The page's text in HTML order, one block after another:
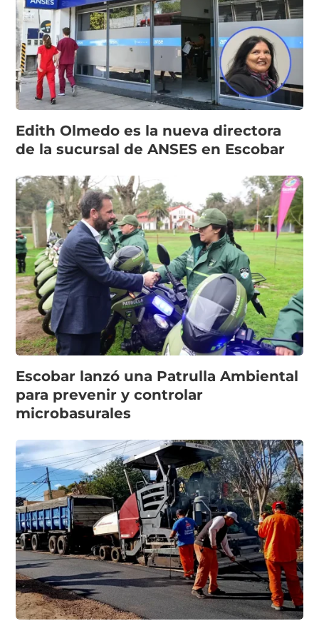
Edith Olmedo es la nueva directora
de la sucursal de ANSES en Escobar
Escobar lanzó una Patrulla Ambiental
para prevenir y controlar
microbasurales